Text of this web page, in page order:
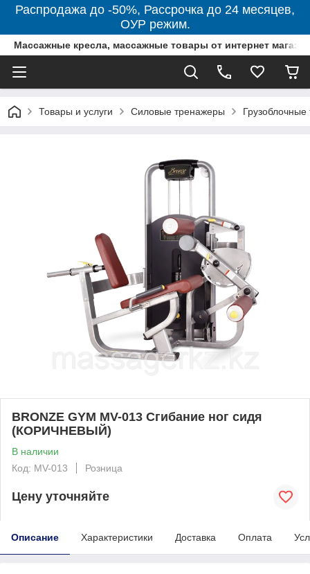
Распродажа до -50%, Рассрочка до 24 месяцев,
ОУР режим.
Массажные кресла, массажные товары от интернет
Товары и услуги Силовые тренажеры
BRONZE GYM MV-013 Сгибание ног сидя
(КОРИЧНЕВЫЙ)
В наличии
Код: MV-013
Розница
Цену уточняйте
Описание Характеристики Доставка Оплата